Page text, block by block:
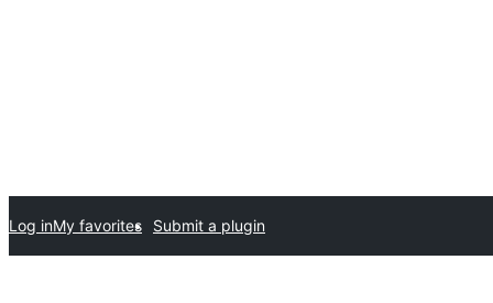
Submit a plugin
My favorites
Log in